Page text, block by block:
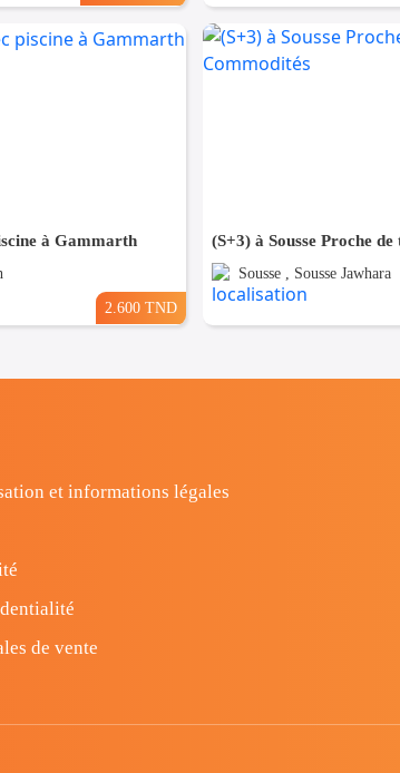
à Gammarth
2.600 TND
Sousse , Sousse Jawhara
et informations légales
de vente